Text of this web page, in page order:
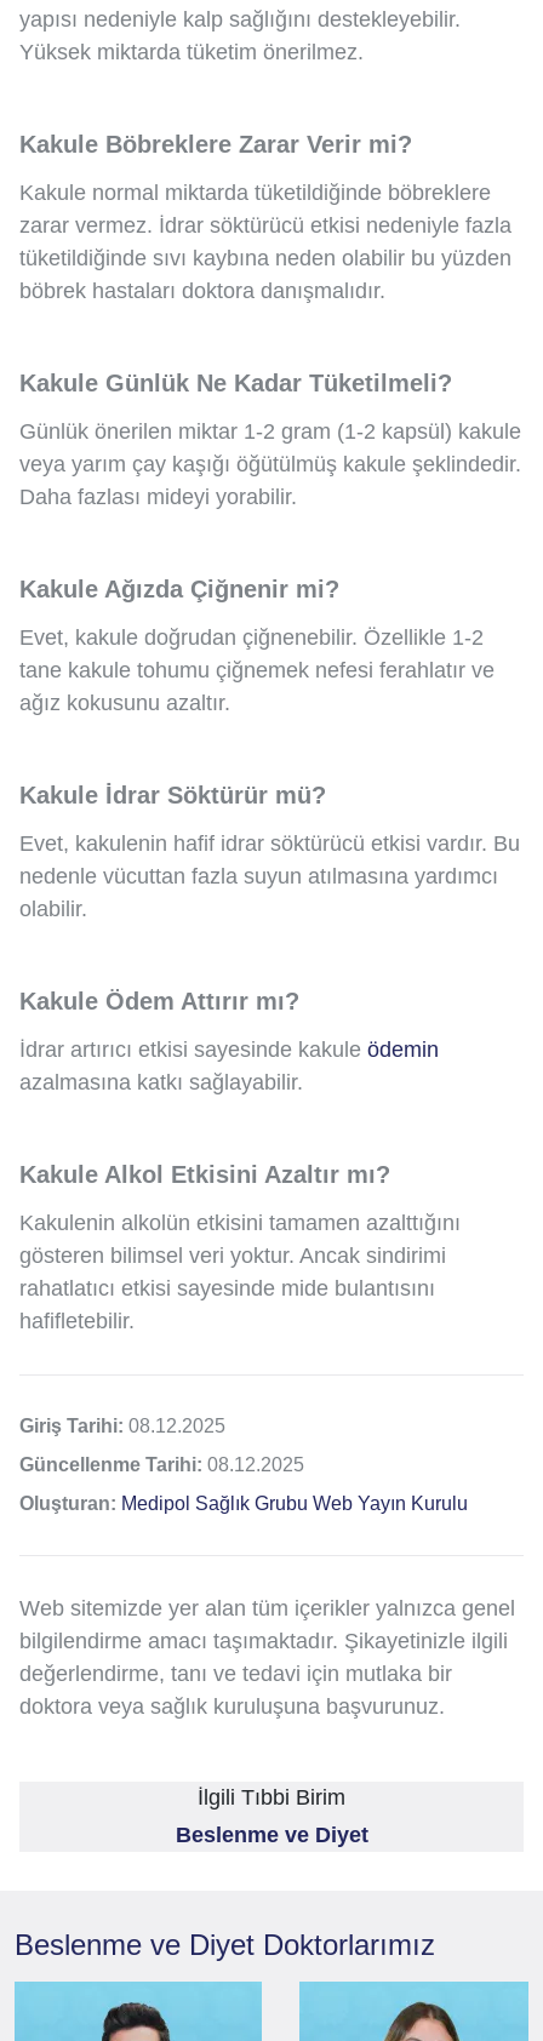
yapısı nedeniyle kalp sağlığını destekleyebilir.
Yüksek miktarda tüketim önerilmez.
Kakule Böbreklere Zarar Verir mi?
Kakule normal miktarda tüketildiğinde böbreklere
zarar vermez. İdrar söktürücü etkisi nedeniyle fazla
tüketildiğinde sıvı kaybına neden olabilir bu yüzden
böbrek hastaları doktora danışmalıdır.
Kakule Günlük Ne Kadar Tüketilmeli?
Günlük önerilen miktar 1-2 gram (1-2 kapsül) kakule
veya yarım çay kaşığı öğütülmüş kakule şeklindedir.
Daha fazlası mideyi yorabilir.
Kakule Ağızda Çiğnenir mi?
Evet, kakule doğrudan çiğnenebilir. Özellikle 1-2
tane kakule tohumu çiğnemek nefesi ferahlatır ve
ağız kokusunu azaltır.
Kakule İdrar Söktürür mü?
Evet, kakulenin hafif idrar söktürücü etkisi vardır. Bu
nedenle vücuttan fazla suyun atılmasına yardımcı
olabilir.
Kakule Ödem Attırır mı?
İdrar artırıcı etkisi sayesinde kakule ödemin
azalmasına katkı sağlayabilir.
Kakule Alkol Etkisini Azaltır mı?
Kakulenin alkolün etkisini tamamen azalttığını
gösteren bilimsel veri yoktur. Ancak sindirimi
rahatlatıcı etkisi sayesinde mide bulantısını
hafifletebilir.
Giriş Tarihi: 08.12.2025
Güncellenme Tarihi: 08.12.2025
Oluşturan: Medipol Sağlık Grubu Web Yayın Kurulu
Web sitemizde yer alan tüm içerikler yalnızca genel
bilgilendirme amacı taşımaktadır. Şikayetinizle ilgili
değerlendirme, tanı ve tedavi için mutlaka bir
doktora veya sağlık kuruluşuna başvurunuz.
İlgili Tıbbi Birim
Beslenme ve Diyet
Beslenme ve Diyet Doktorlarımız